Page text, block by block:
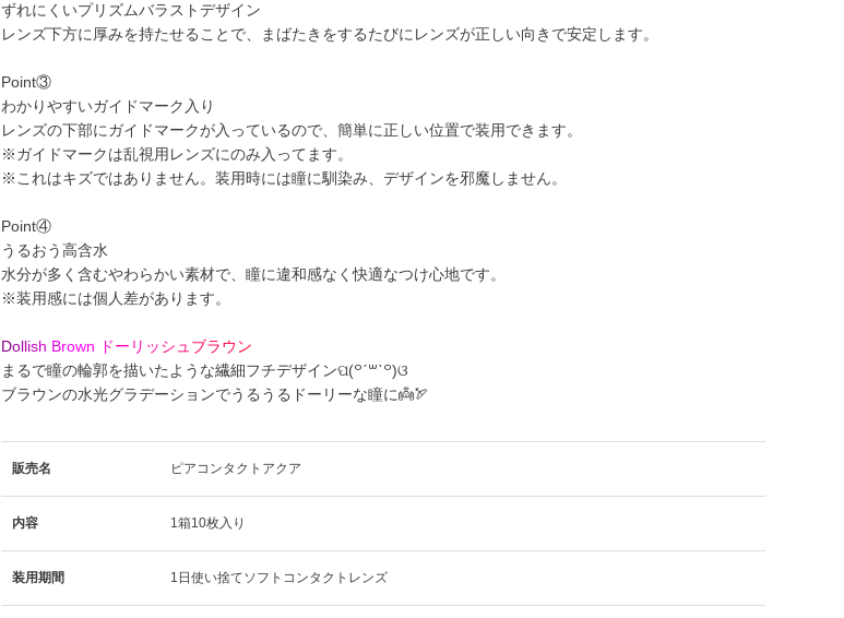
ずれにくいプリズムバラストデザイン
レンズ下方に厚みを持たせることで、まばたきをするたびにレンズが正しい向きで安定します。
Point③
わかりやすいガイドマーク入り
レンズの下部にガイドマークが入っているので、簡単に正しい位置で装用できます。
※ガイドマークは乱視用レンズにのみ入ってます。
※これはキズではありません。装用時には瞳に馴染み、デザインを邪魔しません。
Point④
うるおう高含水
水分が多く含むやわらかい素材で、瞳に違和感なく快適なつけ心地です。
※装用感には個人差があります。
Dollish Brown ドー リ ッシ ュ ブラウ ン
まるで瞳の輪郭を描いたような繊細フチデザインପ(꒪ˊ꒳ˋ꒪)ଓ
ブラウンの水光グラデーションでうるうるドーリーな瞳に👼🏹
販売名 ピアコンタクトアクア
内容 1箱10枚入り
装用期間 1日使い捨てソフトコンタクトレンズ